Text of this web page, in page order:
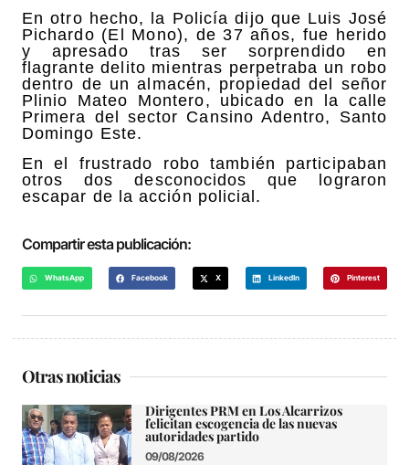
En otro hecho, la Policía dijo que Luis José
Pichardo (El Mono), de 37 años, fue herido
y apresado tras ser sorprendido en
flagrante delito mientras perpetraba un robo
dentro de un almacén, propiedad del señor
Plinio Mateo Montero, ubicado en la calle
Primera del sector Cansino Adentro, Santo
Domingo Este.
En el frustrado robo también participaban
otros dos desconocidos que lograron
escapar de la acción policial.
Compartir esta publicación:
WhatsApp Facebook X LinkedIn Pinterest
Otras noticias
Dirigentes PRM en Los Alcarrizos
felicitan escogencia de las nuevas
autoridades partido
09/08/2026